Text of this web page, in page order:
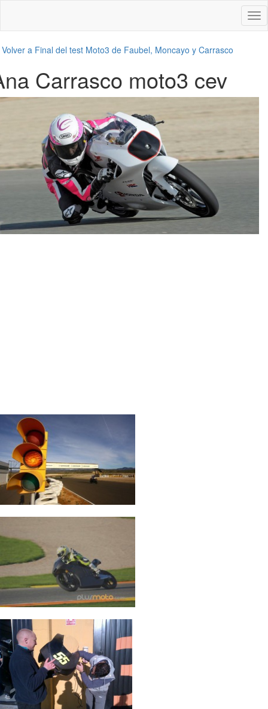
Volver a Final del test Moto3 de Faubel, Moncayo y Carrasco
Carrasco moto3 cev